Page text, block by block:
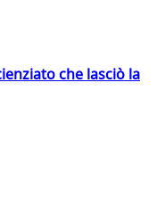
che lasciò la